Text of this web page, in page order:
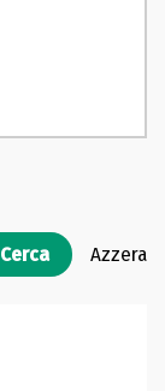
Cerca Azzera